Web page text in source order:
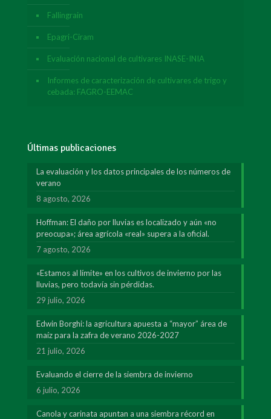
Fallingrain
Epagri-Ciram
Evaluación nacional de cultivares INASE-INIA
Informes de caracterización de cultivares de trigo y
cebada: FAGRO-EEMAC
Últimas publicaciones
La evaluación y los datos principales de los números de
verano
8 agosto, 2026
Hoffman: El daño por lluvias es localizado y aún «no
preocupa»; área agrícola «real» supera a la oficial.
7 agosto, 2026
«Estamos al límite» en los cultivos de invierno por las
lluvias, pero todavía sin pérdidas.
29 julio, 2026
Edwin Borghi: la agricultura apuesta a “mayor” área de
maíz para la zafra de verano 2026-2027
21 julio, 2026
Evaluando el cierre de la siembra de invierno
6 julio, 2026
Canola y carinata apuntan a una siembra récord en